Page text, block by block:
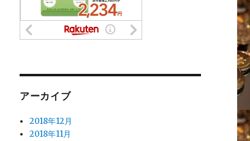
アーカイブ
2018年12月
2018年11月